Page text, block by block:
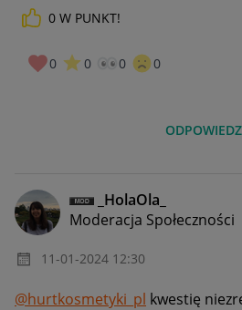
0 W PUNKT!
0 0 0 0
ODPOWIEDZ
_HolaOla_
Moderacja Społeczności
‎11-01-2024 12:30
@hurtkosmetyki_pl kwestię